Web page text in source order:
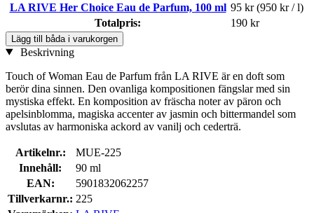
LA RIVE Her Choice Eau de Parfum, 100 ml 95 kr (950 kr / l)
Totalpris:
190 kr
Lägg till båda i varukorgen
Beskrivning
Touch of Woman Eau de Parfum från LA RIVE är en doft som
berör dina sinnen. Den ovanliga kompositionen fängslar med sin
mystiska effekt. En komposition av fräscha noter av päron och
apelsinblomma, magiska accenter av jasmin och bittermandel som
avslutas av harmoniska ackord av vanilj och cederträ.
Artikelnr.:
MUE-225
Innehåll:
90 ml
EAN:
5901832062257
Tillverkarnr.: 225